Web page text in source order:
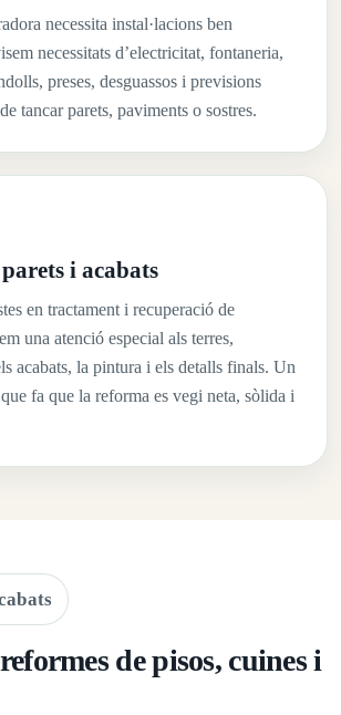
necessita instal·lacions ben
necessitats d’electricitat, fontaneria,
preses, desguassos i previsions
tancar parets, paviments o sostres.
i acabats
en tractament i recuperació de
una atenció especial als terres,
acabats, la pintura i els detalls finals. Un
fa que la reforma es vegi neta, sòlida i
de pisos, cuines i